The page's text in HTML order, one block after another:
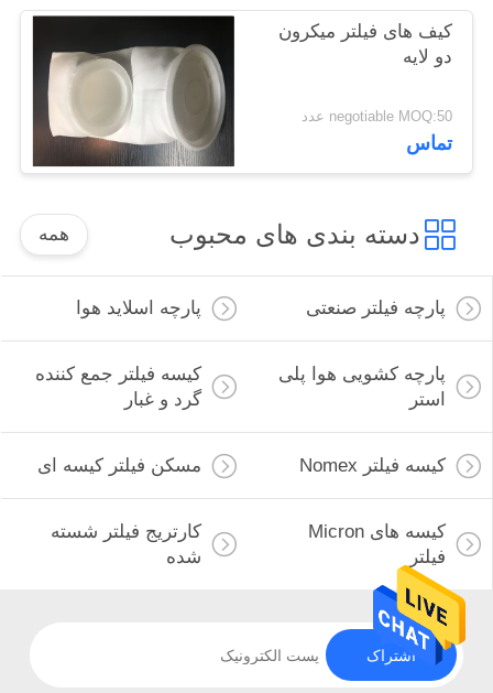
کیف های فیلتر میکرون
دو لایه
negotiable MOQ:50 عدد
تماس
دسته بندی های محبوب همه
پارچه فیلتر صنعتی پارچه اسلاید هوا
پارچه کشویی هوا پلی
استر
کیسه فیلتر جمع کننده
گرد و غبار
کیسه فیلتر Nomex مسکن فیلتر کیسه ای
کیسه های Micron
فیلتر
کارتریج فیلتر شسته
شده
اشتراک